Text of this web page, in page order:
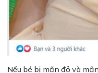
Nếu bé bị mẩn đỏ và